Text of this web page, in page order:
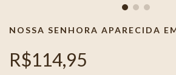
NOSSA SENHORA APARECIDA
R$114,95